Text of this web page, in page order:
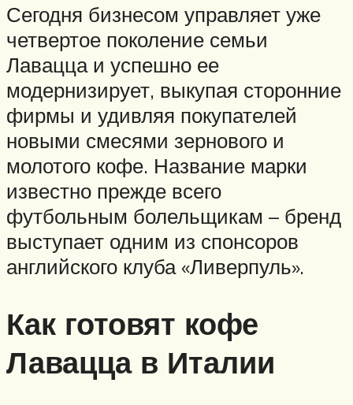
Сегодня бизнесом управляет уже
четвертое поколение семьи
Лавацца и успешно ее
модернизирует, выкупая сторонние
фирмы и удивляя покупателей
новыми смесями зернового и
молотого кофе. Название марки
известно прежде всего
футбольным болельщикам – бренд
выступает одним из спонсоров
английского клуба «Ливерпуль».
Как готовят кофе
Лавацца в Италии